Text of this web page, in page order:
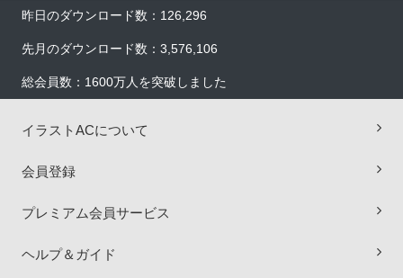
昨日のダウンロード数：126,296
先月のダウンロード数：3,576,106
総会員数：1600万人を突破しました
イラストACについて
会員登録
プレミアム会員サービス
ヘルプ＆ガイド